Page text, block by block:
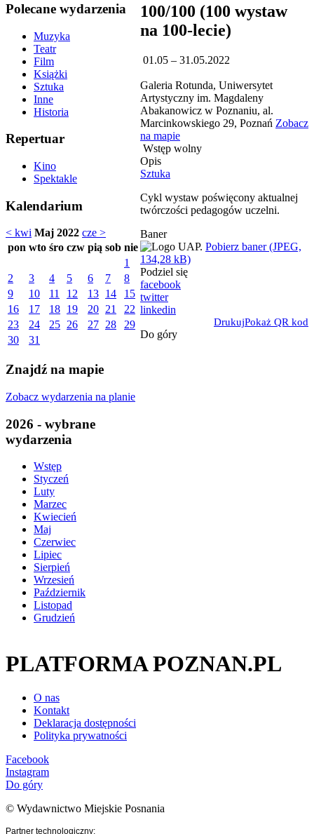
Polecane wydarzenia
Muzyka
Teatr
Film
Książki
Sztuka
Inne
Historia
Repertuar
Kino
Spektakle
Kalendarium
< kwi Maj 2022 cze >
pon wto śro czw pią sob nie
1
2
3 4 5 6 7
8
9
10 11 12 13 14
15
16
17 18 19 20 21
22
23
24 25 26 27 28
29
30
31
Znajdź na mapie
Zobacz wydarzenia na planie
2026 - wybrane
wydarzenia
Wstęp
Styczeń
Luty
Marzec
Kwiecień
Maj
Czerwiec
Lipiec
Sierpień
Wrzesień
Październik
Listopad
Grudzień
100/100 (100 wystaw
na 100-lecie)
01.05 – 31.05.2022
Galeria Rotunda, Uniwersytet
Artystyczny im. Magdaleny
Abakanowicz w Poznaniu, al.
Marcinkowskiego 29, Poznań Zobacz
na mapie
Wstęp wolny
Opis
Sztuka
Cykl wystaw poświęcony aktualnej
twórczości pedagogów uczelni.
Baner
Pobierz baner (JPEG,
134,28 kB)
Podziel się
facebook
twitter
linkedin
DrukujPokaż QR kod
Do góry
PLATFORMA POZNAN.PL
O nas
Kontakt
Deklaracja dostępności
Polityka prywatności
Facebook
Instagram
Do góry
© Wydawnictwo Miejskie Posnania
Partner technologiczny: